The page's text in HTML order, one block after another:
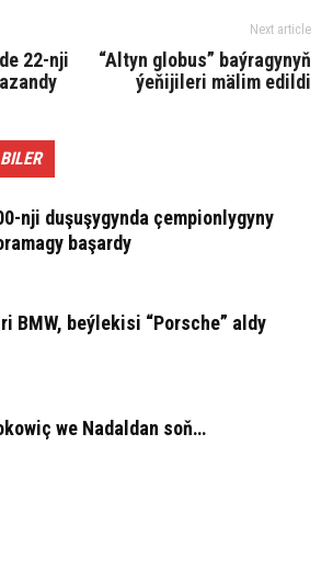
22-nji
Next article
“Altyn globus” baýragynyň
ýeňijileri mälim edildi
nji duşuşygynda çempionlygyny
başardy
BMW, beýlekisi “Porsche” aldy
we Nadaldan soň…